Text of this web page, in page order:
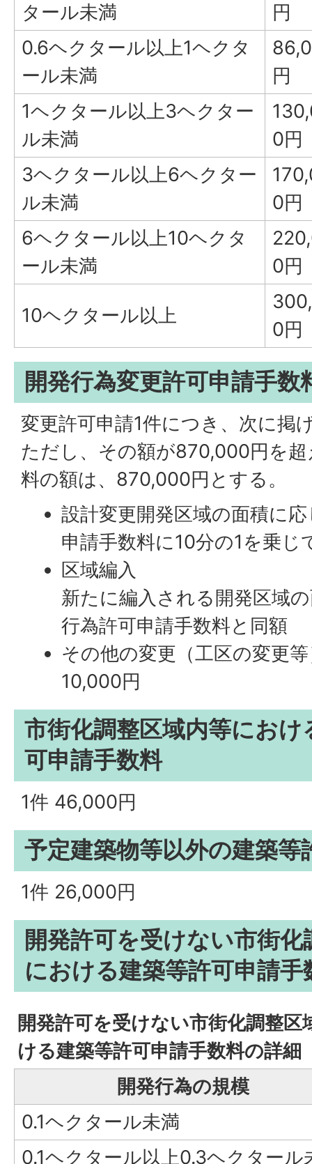
タール未満
円
0.6ヘクタール以上1ヘクタ
ール未満
円
1ヘクタール以上3ヘクター
ル未満
0円
3ヘクタール以上6ヘクター
ル未満
0円
6ヘクタール以上10ヘクタ
ール未満
0円
10ヘクタール以上
0円
開発行為変更許可申請手数
変更許可申請1件につき、次に掲
ただし、その額が870,000円を
料の額は、870,000円とする。
設計変更開発区域の面積に
申請手数料に10分の1を乗じ
区域編入
新たに編入される開発区域
行為許可申請手数料と同額
その他の変更（工区の変更
10,000円
市街化調整区域内等におけ
可申請手数料
1件 46,000円
予定建築物等以外の建築等
1件 26,000円
開発許可を受けない市街
における建築等許可申請手
開発許可を受けない市街化調整区
ける建築等許可申請手数料の詳細
開発行為の規模
0.1ヘクタール未満
0.1ヘクタール以上0.3ヘクタール